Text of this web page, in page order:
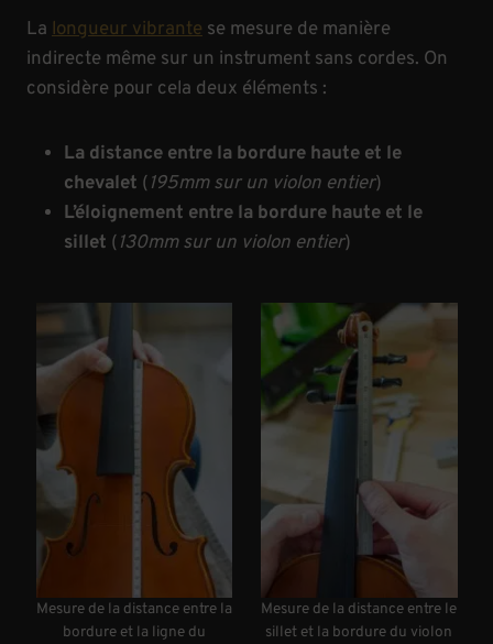
La longueur vibrante se mesure de manière
indirecte même sur un instrument sans cordes. On
considère pour cela deux éléments :
La distance entre la bordure haute et le
chevalet (195mm sur un violon entier)
L’éloignement entre la bordure haute et le
sillet (130mm sur un violon entier)
Mesure de la distance entre la
bordure et la ligne du
Mesure de la distance entre le
sillet et la bordure du violon